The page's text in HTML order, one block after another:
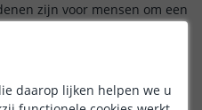
zijn voor mensen om een
schaffen. Als u specifieke
en meer wilt weten
lees dan de teksten op de
vragen staat onze afdeling
u klaar.
daarop lijken helpen we u